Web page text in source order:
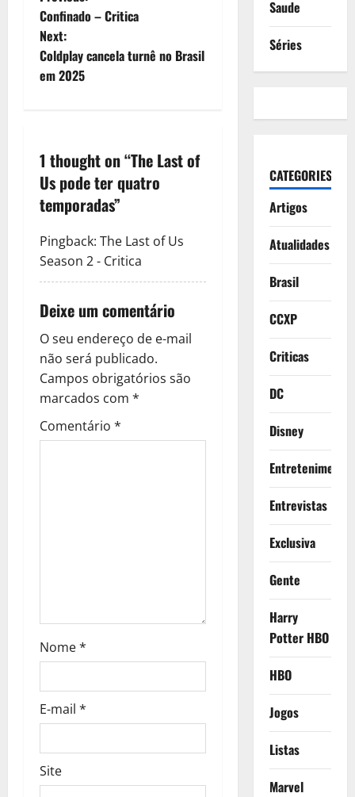
o
s
a
v
i
g
a
t
i
o
n
Confinado – Critica
Next:
Coldplay cancela turnê no Brasil
em 2025
1 thought on “The Last of
Us pode ter quatro
temporadas”
Pingback: The Last of Us
Season 2 - Critica
Deixe um comentário
O seu endereço de e-mail
não será publicado.
Campos obrigatórios são
marcados com *
Comentário *
Nome*
E-mail *
Site
Saude
Séries
CATEGORIES
Artigos
Atualidades
Brasil
CCXP
Criticas
DC
Disney
Entretenimento
Entrevistas
Exclusiva
Gente
Harry
Potter HBO
HBO
Jogos
Listas
Marvel